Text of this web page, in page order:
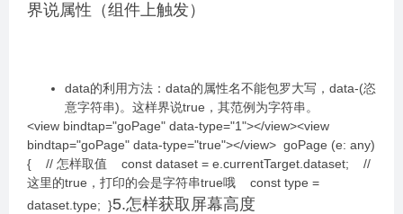
界说属性（组件上触发）
data的利用方法：data的属性名不能包罗大写，data-(恣
意字符串)。这样界说true，其范例为字符串。
<view bindtap="goPage" data-type="1"></view><view
bindtap="goPage" data-type="true"></view> goPage (e: any)
{ // 怎样取值 const dataset = e.currentTarget.dataset; //
这里的true，打印的会是字符串true哦 const type =
dataset.type; }5.怎样获取屏幕高度